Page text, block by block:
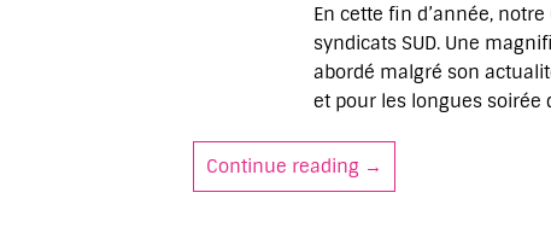
En cette fin d’année,
syndicats SUD. Une
abordé malgré son
et pour les longues soirée
Continue reading Des brebis noires
→